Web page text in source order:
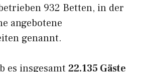
932 Betten, in der
angebotene
genannt.
es insgesamt 22.135 Gäste